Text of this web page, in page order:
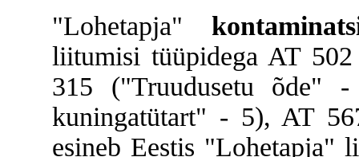
"Lohetapja"
liitumisi tüüpidega AT
315 ("Truudusetu õde"
kuningatütart" - 5), AT
esineb Eestis "Lohetapja"